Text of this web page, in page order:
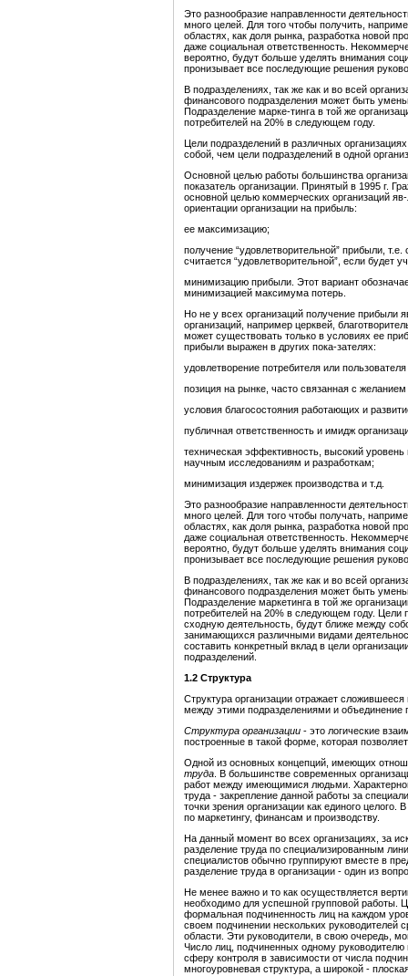
Это разнообразие направленности
много целей. Для того чтобы получить,
областях, как доля рынка, разработка новой
даже социальная ответственность.
вероятно, будут больше уделять внимания
пронизывает все последующие решения
В подразделениях, так же как и во всей
финансового подразделения может быть
Подразделение марке-тинга в той же
потребителей на 20% в следующем году.
Цели подразделений в различных
собой, чем цели подразделений в одной
Основной целью работы большинства
показатель организации. Принятый в 1995 г.
основной целью коммерческих организаций
ориентации организации на прибыль:
ее максимизацию;
получение “удовлетворительной” прибыли,
считается “удовлетворительной”, если будет
минимизацию прибыли. Этот вариант
минимизацией максимума потерь.
Но не у всех организаций получение прибыли
организаций, например церквей,
может существовать только в условиях ее
прибыли выражен в других пока-зателях:
удовлетворение потребителя или пользователя
позиция на рынке, часто связанная с
условия благосостояния работающих и
публичная ответственность и имидж
техническая эффективность, высокий
научным исследованиям и разработкам;
минимизация издержек производства и т.д.
Это разнообразие направленности
много целей. Для того чтобы получать,
областях, как доля рынка, разработка новой
даже социальная ответственность.
вероятно, будут больше уделять внимания
пронизывает все последующие решения
В подразделениях, так же как и во всей
финансового подразделения может быть
Подразделение маркетинга в той же
потребителей на 20% в следующем году. Цели
сходную деятельность, будут ближе между
занимающихся различными видами
составить конкретный вклад в цели
подразделений.
1.2 Структура
Структура организации отражает
между этими подразделениями и объединение
Структура организации - это логические
построенные в такой форме, которая
Одной из основных концепций, имеющих
труда . В большинстве современных
работ между имеющимися людьми.
труда - закрепление данной работы за
точки зрения организации как единого
по маркетингу, финансам и производству.
На данный момент во всех организациях, за
разделение труда по специализированным
специалистов обычно группируют вместе в
разделение труда в организации - один из
Не менее важно и то как осуществляется
необходимо для успешной групповой работы.
формальная подчиненность лиц на каждом
своем подчинении нескольких
области. Эти руководители, в свою очередь,
Число лиц, подчиненных одному
сферу контроля в зависимости от числа
многоуровневая структура, а широкой -